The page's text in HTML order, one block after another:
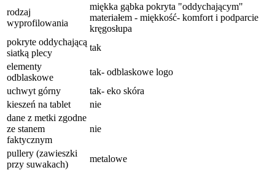
rodzaj
wyprofilowania
miękka gąbka pokryta "oddychającym"
materiałem - miękkość- komfort i podparcie
kręgosłupa
pokryte oddychającą
siatką plecy
tak
elementy
odblaskowe
tak- odblaskowe logo
uchwyt górny
tak- eko skóra
kieszeń na tablet
nie
dane z metki zgodne
ze stanem
faktycznym
nie
pullery (zawieszki
przy suwakach)
metalowe